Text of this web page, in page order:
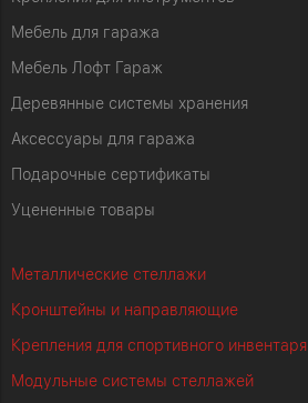
Мебель для гаража
Мебель Лофт Гараж
Деревянные системы хранения
Аксессуары для гаража
Подарочные сертификаты
Уцененные товары
Металлические стеллажи
Кронштейны и направляющие
Крепления для спортивного инвентаря
Модульные системы стеллажей